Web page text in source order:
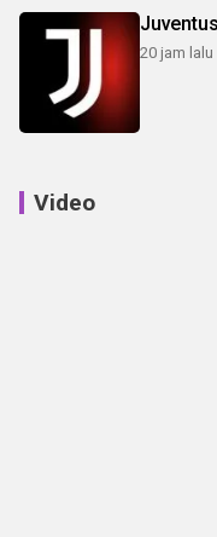
20 jam lalu
Video